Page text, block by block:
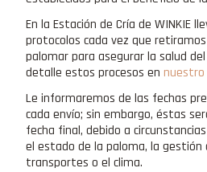
En la Estación de Cría de WINKIE
protocolos cada vez que
palomar para asegurar la salud
detalle estos procesos en nuestro
Le informaremos de las fechas
cada envío; sin embargo, éstas
fecha final, debido a
el estado de la paloma, la gestión
transportes o el clima.